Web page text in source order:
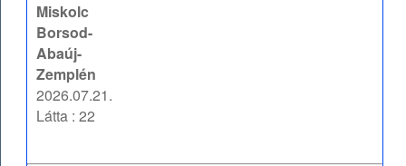
Miskolc
Borsod-
Abaúj-
Zemplén
2026.07.21.
Látta : 22